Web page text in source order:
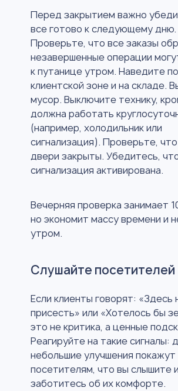
Перед закрытием важно
все готово к следующему дню.
Проверьте, что все заказы
незавершенные операции
к путанице утром. Наведите
клиентской зоне и на складе.
мусор. Выключите технику,
должна работать
(например, холодильник или
сигнализация). Проверьте,
двери закрыты. Убедитесь,
сигнализация активирована.
Вечерняя проверка занимает
но экономит массу времени и
утром.
Слушайте посетителей
Если клиенты говорят: «Здесь
присесть» или «Хотелось бы
это не критика, а ценные
Реагируйте на такие сигналы:
небольшие улучшения покажут
посетителям, что вы слышите и
заботитесь об их комфорте.